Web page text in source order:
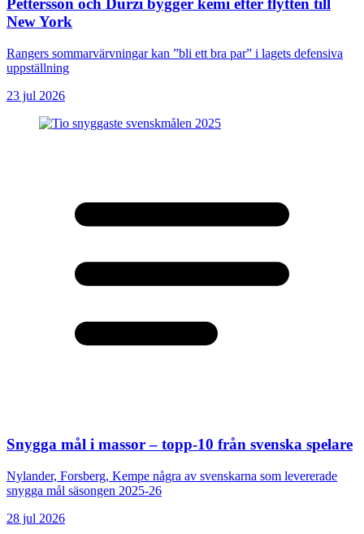
Pettersson och Durzi bygger kemi efter flytten till
New York
Rangers sommarvärvningar kan ”bli ett bra par” i lagets defensiva
uppställning
23 jul 2026
Snygga mål i massor – topp-10 från svenska spelare
Nylander, Forsberg, Kempe några av svenskarna som levererade
snygga mål säsongen 2025-26
28 jul 2026